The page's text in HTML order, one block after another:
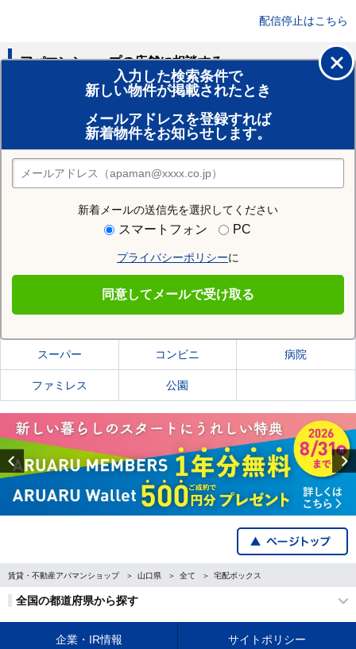
配信停止はこちら
入力した検索条件で
新しい物件が掲載されたとき
メールアドレスを登録すれば
新着物件をお知らせします。
新着メールの送信先を選択してください
スマートフォン PC
プライバシーポリシーに
同意してメールで受け取る
アパマンショップの店舗に相談する
賃貸のプロがお部屋探し！
おまかせ物件リクエスト
住みたい街の店舗を探す
店舗検索
住む街研究所で柳井市の情報を見る
柳井市の施設一覧
スーパー コンビニ 病院
ファミレス 公園
Previous
賃貸・不動産アパマンショップ 山口県 全て 宅配ボックス
全国の都道府県から探す
企業・IR情報 サイトポリシー